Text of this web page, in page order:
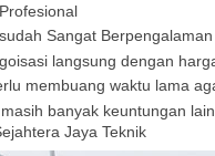
Sangat Berpengalaman
langsung dengan
membuang waktu lama
banyak keuntungan
Jaya Teknik